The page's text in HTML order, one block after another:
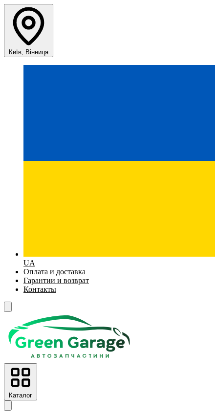
Київ, Вінниця
UA
Оплата и доставка
Гарантии и возврат
Контакты
Каталог